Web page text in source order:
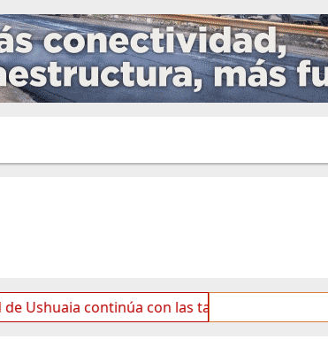
continúa con las tareas de mantenimiento y